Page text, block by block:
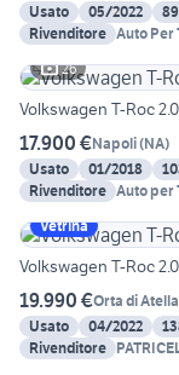
Usato
05/2022
Rivenditore Auto Per
26
Volkswagen T-Roc
17.900 €Napoli(NA)
Usato
01/2018
Rivenditore Auto per
Vetrina
Volkswagen T-Roc
19.990 €Orta di Atella
Usato
04/2022
Rivenditore